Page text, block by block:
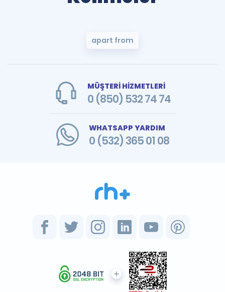
apart from
MÜŞTERİ HİZMETLERİ
0 (850) 532 74 74
WHATSAPP YARDIM
0 (532) 365 01 08